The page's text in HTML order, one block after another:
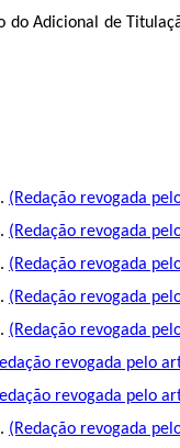
do Adicional de
(Redação revogada
(Redação revogada
(Redação revogada
(Redação revogada
(Redação revogada
revogada pelo
revogada pelo
(Redação revogada